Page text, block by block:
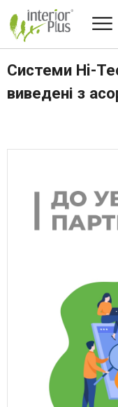
Системи Hi-
виведені з